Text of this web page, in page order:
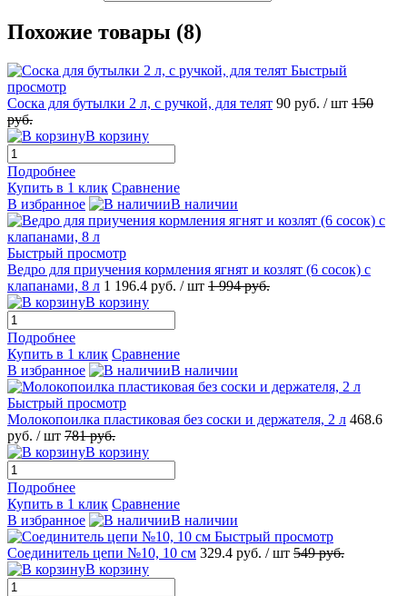
Похожие товары (8)
Быстрый
просмотр
Соска для бутылки 2 л, с ручкой, для телят 90 руб. / шт 150
руб.
В корзину
Подробнее
Купить в 1 клик Сравнение
В избранное
В наличии
Быстрый просмотр
Ведро для приучения кормления ягнят и козлят (6 сосок) с
клапанами, 8 л 1 196.4 руб. / шт 1 994руб.
В корзину
Подробнее
Купить в 1 клик Сравнение
В избранное
В наличии
Быстрый просмотр
Молокопоилка пластиковая без соски и держателя, 2 л 468.6
руб. / шт 781руб.
В корзину
Подробнее
Купить в 1 клик Сравнение
В избранное
В наличии
Быстрый просмотр
Соединитель цепи №10, 10 см 329.4 руб. / шт 549руб.
В корзину